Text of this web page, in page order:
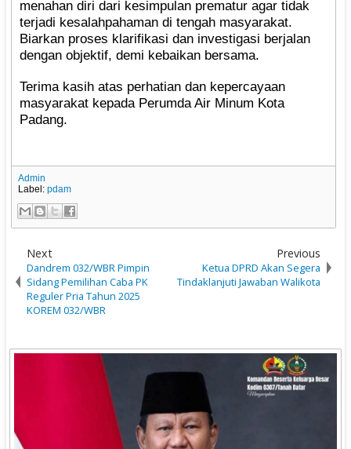
menahan diri dari kesimpulan prematur agar tidak
terjadi kesalahpahaman di tengah masyarakat.
Biarkan proses klarifikasi dan investigasi berjalan
dengan objektif, demi kebaikan bersama.
Terima kasih atas perhatian dan kepercayaan
masyarakat kepada Perumda Air Minum Kota
Padang.
Admin
Label:pdam
Next
Dandrem 032/WBR Pimpin
Sidang Pemilihan Caba PK
Reguler Pria Tahun 2025
KOREM 032/WBR
Previous
Ketua DPRD Akan Segera
Tindaklanjuti Jawaban Walikota